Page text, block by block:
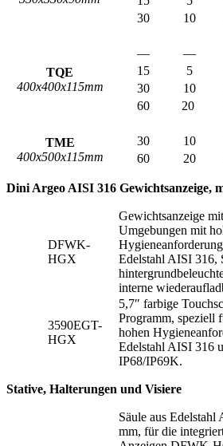
30
10
TQE
400x400x115mm
— —
15
5
30
10
60
20
TME
400x500x115mm
30 10
60
20
Dini Argeo AISI 316 Gewichtsanzeige,
DFWK-
HGX
Gewichtsanzeige
Umgebungen mit
Edelstahl AISI 316,
interne
3590EGT-
HGX
5,7″ farbige
Programm, speziell
hohen
Edelstahl AISI 316
IP68/IP69K.
Stative, Halterungen und Visiere
Säule aus
mm, für die